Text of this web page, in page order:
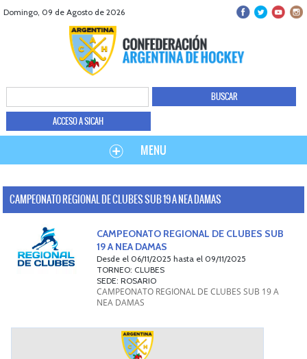
Domingo, 09 de Agosto de 2026
ACCESO A SICAH
MENU
CAMPEONATO REGIONAL DE CLUBES SUB 19 A NEA DAMAS
CAMPEONATO REGIONAL DE CLUBES SUB
19 A NEA DAMAS
Desde el 06/11/2025 hasta el 09/11/2025
TORNEO: CLUBES
SEDE: ROSARIO
CAMPEONATO REGIONAL DE CLUBES SUB 19 A
NEA DAMAS